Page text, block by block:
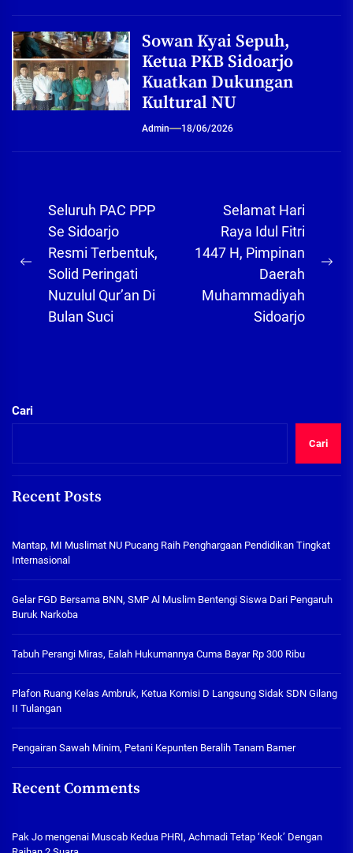
Sowan Kyai Sepuh,
Ketua PKB Sidoarjo
Kuatkan Dukungan
Kultural NU
Admin 18/06/2026
Navigasi
pos
Previous
post:
Seluruh PAC PPP
Se Sidoarjo
Resmi Terbentuk,
Solid Peringati
Nuzulul Qur’an Di
Bulan Suci
Selamat Hari
Raya Idul Fitri
1447 H, Pimpinan
Daerah
Muhammadiyah
Sidoarjo
Cari
Cari
Recent Posts
Mantap, MI Muslimat NU Pucang Raih Penghargaan Pendidikan Tingkat
Internasional
Gelar FGD Bersama BNN, SMP Al Muslim Bentengi Siswa Dari Pengaruh
Buruk Narkoba
Tabuh Perangi Miras, Ealah Hukumannya Cuma Bayar Rp 300 Ribu
Plafon Ruang Kelas Ambruk, Ketua Komisi D Langsung Sidak SDN Gilang
II Tulangan
Pengairan Sawah Minim, Petani Kepunten Beralih Tanam Bamer
Recent Comments
Pak Jo mengenai Muscab Kedua PHRI, Achmadi Tetap ‘Keok’ Dengan